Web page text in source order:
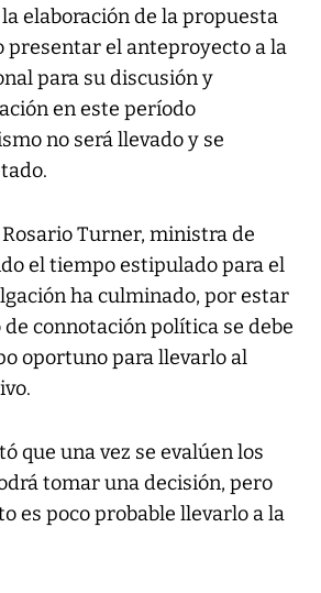
elaboración de la propuesta
presentar el anteproyecto a la
para su discusión y
en este período
no será llevado y se
Turner, ministra de
el tiempo estipulado para el
ha culminado, por estar
connotación política se debe
oportuno para llevarlo al
que una vez se evalúen los
tomar una decisión, pero
es poco probable llevarlo a la